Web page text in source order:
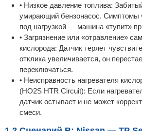
• Низкое давление топлива:
умирающий бензонасос. Симптомы
под нагрузкой — машина «тупит»
• Загрязнение или «отравление»
кислорода: Датчик теряет
отклика увеличивается, он
переключаться.
• Неисправность нагревателя
(HO2S HTR Circuit): Если
датчик остывает и не может
смеси.